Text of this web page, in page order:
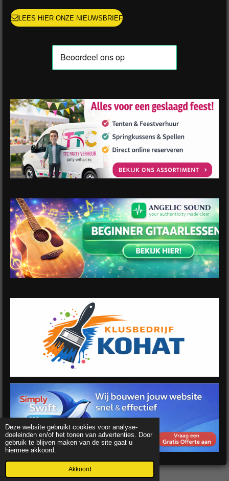
Deze website gebruikt cookies voor analyse-
doeleinden en/of het tonen van advertenties. Door
gebruik te blijven maken van de site gaat u
hiermee akkoord.
Akkoord
LEES HIER ONZE NIEUWSBRIEF